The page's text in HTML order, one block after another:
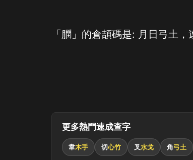
「膶」的倉頡碼是: 月日弓土
更多熱門速成查字
韋木手 切心竹 叉水戈 角弓土